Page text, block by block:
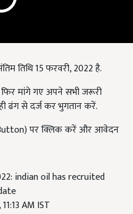
तिथि 15 फरवरी, 2022 है.
मांगे गए अपने सभी जरूरी
ढंग से दर्ज कर भुगतान करें.
पर क्लिक करें और आवेदन
indian oil has recruited
AM IST